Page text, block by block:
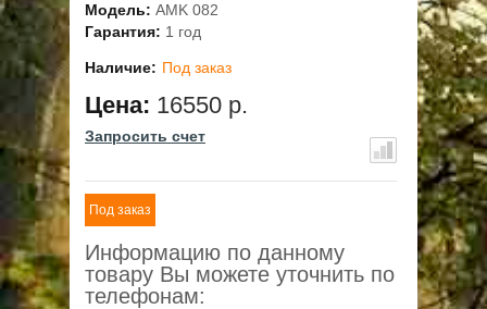
Модель: AMK 082
Гарантия: 1 год
Наличие: Под заказ
Цена: 16550 р.
Запросить счет
Под заказ
Информацию по данному
товару Вы можете уточнить по
телефонам: